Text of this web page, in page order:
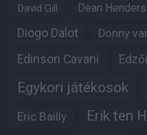
David Gill Dean
Diogo Dalot Donny
Edinson Cavani
Egykori játékosok
Eric Bailly Erik ten